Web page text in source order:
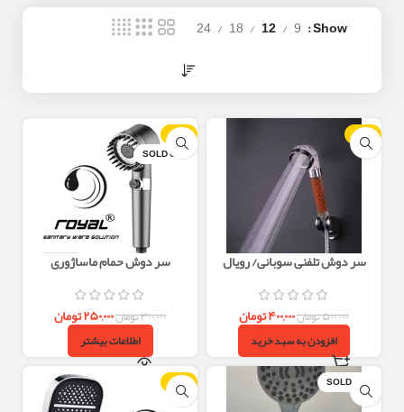
Show
9
12
18
24
-20%
سر دوش تلفنی سوبانی/ رویال
۵۰۰,۰۰۰تومان۴۰۰,۰۰۰تومان
افزودن به سبد خرید
-17%
SOLD OUT
سر دوش حمام ماساژوری
۳۰۰,۰۰۰تومان۲۵۰,۰۰۰تومان
اطلاعات بیشتر
SOLD OUT
-17%